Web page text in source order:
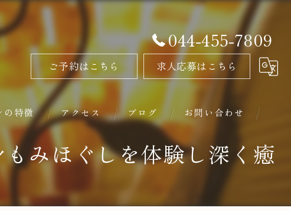
044-455-7809
ご予約はこちら 求人応募はこちら
の特徴 アクセス ブログ お問い合わせ
みほぐしを体験し深く癒